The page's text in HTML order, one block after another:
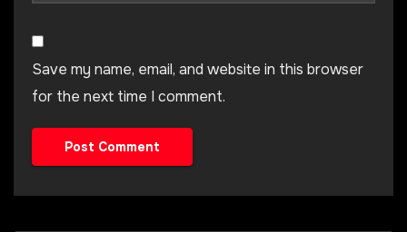
Save my name, email, and website in this browser
for the next time I comment.